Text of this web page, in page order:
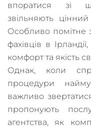
впоратися зі
звільняють
Особливо помітне
фахівців в
комфорт та якість
Однак, коли
процедури
важливо
пропонують
агентства, як